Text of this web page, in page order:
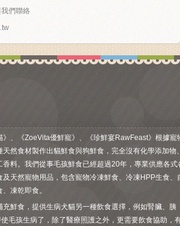
們聯絡
》、《ZoeVita優鮮寵》、《珍鮮宴RawFeast》根據寵
然食材製作出貓鮮食與狗鮮食，完全沒有化學添加物
香料。我們從事毛孩鮮食已經超過20年，專業供應各式
天然寵物用品，包含寵物冷凍鮮食、冷凍HPP生食、
凍乾即食。
鮮食，提供生病犬貓另一種飲食選擇，例如腎臟、胰
毛孩生病了，除了醫療照護之外，更需要飲食協助，